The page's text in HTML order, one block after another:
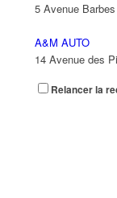
5 Avenue
A&M AUTO
14 Avenue des
A&N EXPORTS
Relancer la